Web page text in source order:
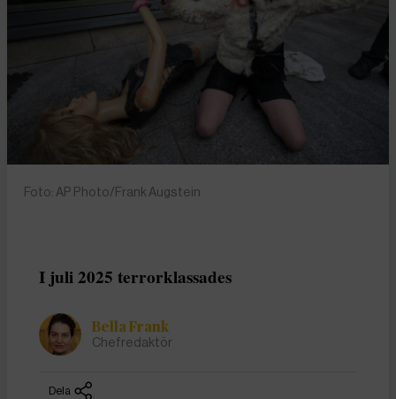
Foto: AP Photo/Frank Augstein
I juli 2025 terrorklassades
Bella Frank
Chefredaktör
Dela